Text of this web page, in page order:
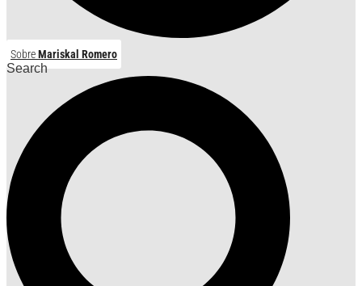
SobreMariskal Romero
Search